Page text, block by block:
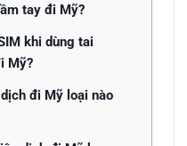
tay đi Mỹ?
khi dùng tai
Mỹ?
đi Mỹ loại nào